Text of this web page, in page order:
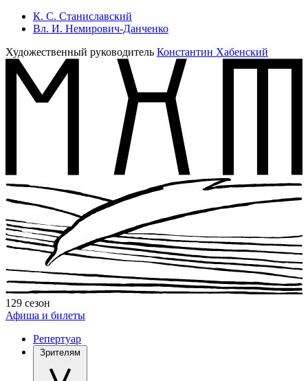
К. С. Станиславский
Вл. И. Немирович-Данченко
Художественный руководитель Константин Хабенский
129 сезон
Афиша и билеты
Репертуар
Зрителям